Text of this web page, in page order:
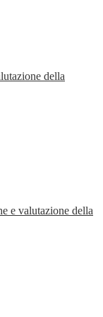
della
e valutazione della